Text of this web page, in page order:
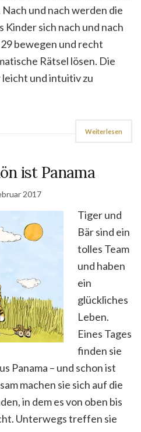
und nach werden die
Kinder sich nach und nach
bewegen und recht
Rätsel lösen. Die
leicht und intuitiv zu
Weiterlesen
ist Panama
2017
Tiger und
Bär sind ein
tolles Team
und haben
ein
glückliches
Leben.
Eines Tages
finden sie
Panama – und schon ist
machen sie sich auf die
in dem es von oben bis
Unterwegs treffen sie